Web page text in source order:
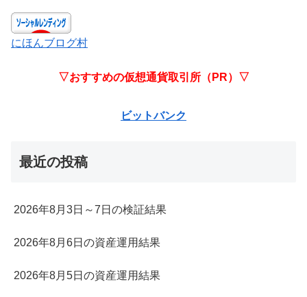
にほんブログ村
▽おすすめの仮想通貨取引所（PR）▽
ビットバンク
最近の投稿
2026年8月3日～7日の検証結果
2026年8月6日の資産運用結果
2026年8月5日の資産運用結果